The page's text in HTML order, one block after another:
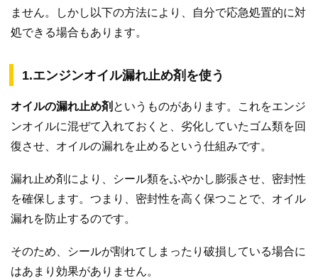
ません。しかし以下の方法により、自分で応急処置的に対
処できる場合もあります。
1.エンジンオイル漏れ止め剤を使う
オイルの漏れ止め剤 というものがあります。これをエンジ
ンオイルに混ぜて入れておくと、劣化していたゴム類を回
復させ、オイルの漏れを止めるという仕組みです。
漏れ止め剤により、シール類をふやかし膨張させ、密封性
を確保します。つまり、密封性を高く保つことで、オイル
漏れを防止するのです。
そのため、シールが割れてしまったり破損している場合に
はあまり効果がありません。